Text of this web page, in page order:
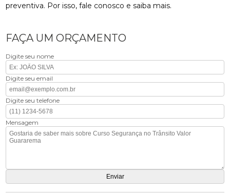
preventiva. Por isso, fale conosco e saiba mais.
FAÇA UM ORÇAMENTO
Digite seu nome
Digite seu email
Digite seu telefone
Mensagem